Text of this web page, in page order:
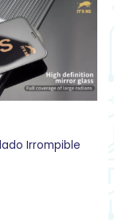
Irrompible